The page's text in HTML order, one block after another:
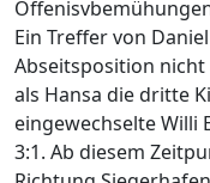
Ein Treffer von
Abseitsposition
als Hansa die dritte
eingewechselte Willi
3:1. Ab diesem